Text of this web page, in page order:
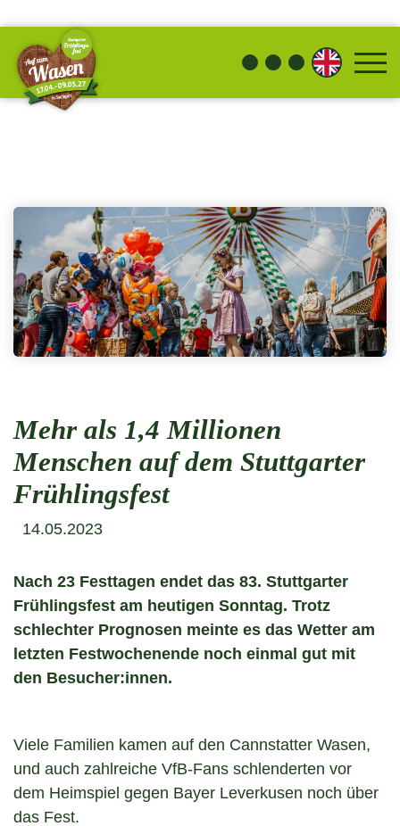
Mehr als 1,4 Millionen
Menschen auf dem Stuttgarter
Frühlingsfest
14.05.2023
Nach 23 Festtagen endet das 83. Stuttgarter
Frühlingsfest am heutigen Sonntag. Trotz
schlechter Prognosen meinte es das Wetter am
letzten Festwochenende noch einmal gut mit
den Besucher:innen.
Viele Familien kamen auf den Cannstatter Wasen,
und auch zahlreiche VfB-Fans schlenderten vor
dem Heimspiel gegen Bayer Leverkusen noch über
das Fest.